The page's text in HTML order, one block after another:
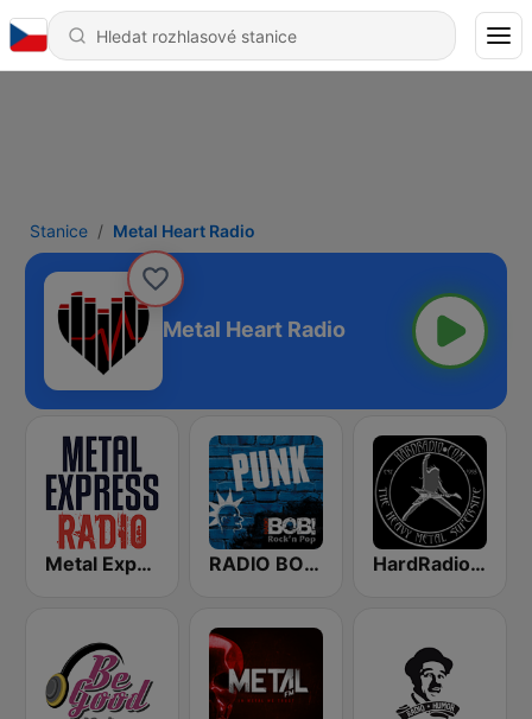
Stanice Metal Heart Radio
Metal Heart Radio
Metal Express RADIO BOB! Punk HardRadio.com